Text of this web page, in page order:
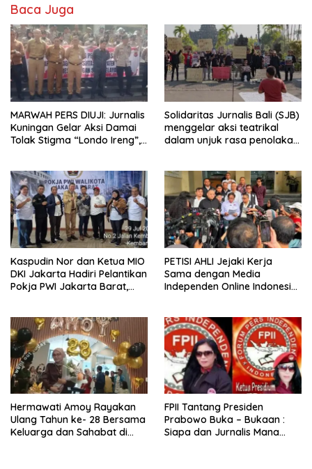
Baca Juga
MARWAH PERS DIUJI: Jurnalis
Kuningan Gelar Aksi Damai
Tolak Stigma “Londo Ireng”,
Solidaritas Jurnalis Bali (SJB)
menggelar aksi teatrikal
dalam unjuk rasa penolakan
Kaspudin Nor dan Ketua MIO
DKI Jakarta Hadiri Pelantikan
Pokja PWI Jakarta Barat,
PETISI AHLI Jejaki Kerja
Sama dengan Media
Independen Online Indonesia
Hermawati Amoy Rayakan
Ulang Tahun ke- 28 Bersama
Keluarga dan Sahabat di
FPII Tantang Presiden
Prabowo Buka – Bukaan :
Siapa dan Jurnalis Mana